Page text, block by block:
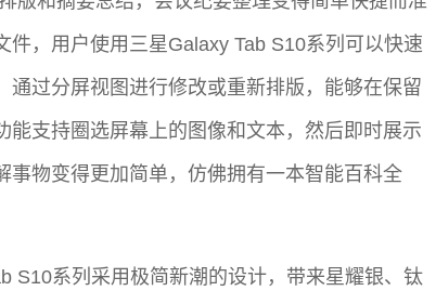
，用户使用三星Galaxy Tab S10系列可以快速
过分屏视图进行修改或重新排版，能够在保留
支持圈选屏幕上的图像和文本，然后即时展示
物变得更加简单，仿佛拥有一本智能百科全
S10系列采用极简新潮的设计，带来星耀银、钛